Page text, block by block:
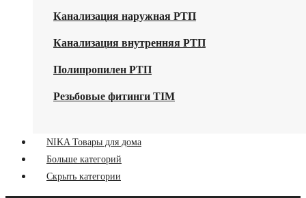
Канализация наружная РТП
Канализация внутренняя РТП
Полипропилен РТП
Резьбовые фитинги TIM
NIKA Товары для дома
Больше категорий
Скрыть категории